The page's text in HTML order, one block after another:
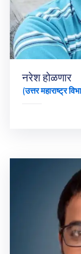
नरेश होळणार
(उत्तर महाराष्ट्र